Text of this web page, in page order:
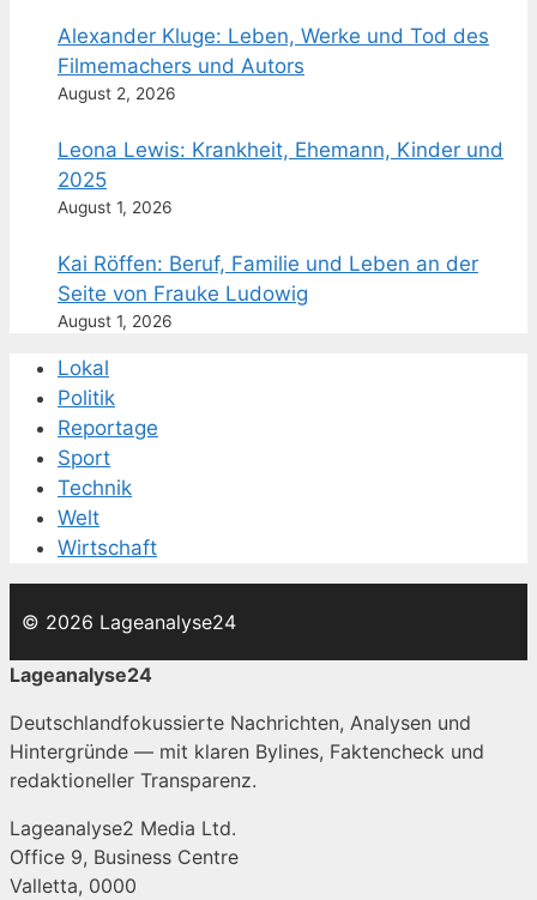
Alexander Kluge: Leben, Werke und Tod des
Filmemachers und Autors
August 2, 2026
Leona Lewis: Krankheit, Ehemann, Kinder und
2025
August 1, 2026
Kai Röffen: Beruf, Familie und Leben an der
Seite von Frauke Ludowig
August 1, 2026
Lokal
Politik
Reportage
Sport
Technik
Welt
Wirtschaft
© 2026 Lageanalyse24
Lageanalyse24
Deutschlandfokussierte Nachrichten, Analysen und
Hintergründe — mit klaren Bylines, Faktencheck und
redaktioneller Transparenz.
Lageanalyse2 Media Ltd.
Office 9, Business Centre
Valletta, 0000